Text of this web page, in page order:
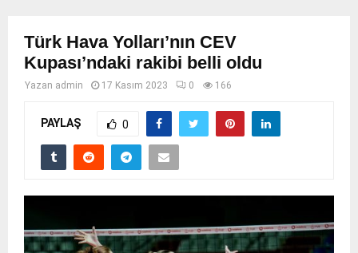
Türk Hava Yolları’nın CEV
Kupası’ndaki rakibi belli oldu
Yazan admin 17 Kasım 2023 0 166
PAYLAŞ 0